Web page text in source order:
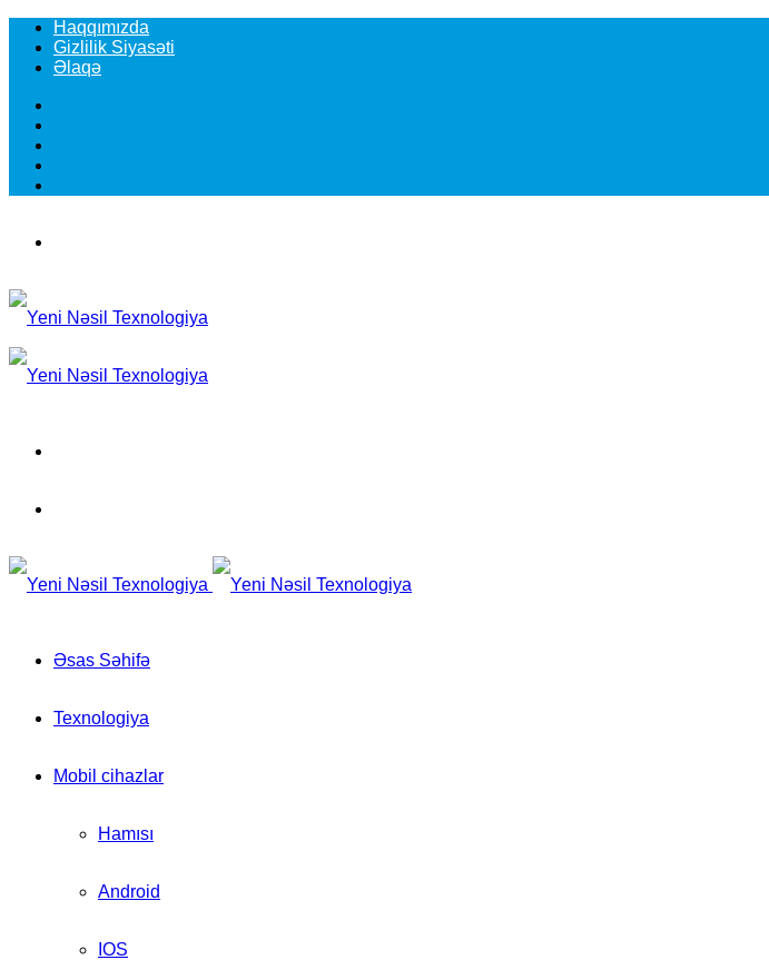
Haqqımızda
Gizlilik Siyasəti
Əlaqə
Əsas Səhifə
Texnologiya
Mobil cihazlar
Hamısı
Android
IOS